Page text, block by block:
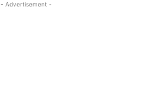
- Advertisement -